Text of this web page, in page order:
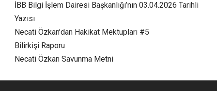
İBB Bilgi İşlem Dairesi Başkanlığı’nın 03.04.2026 Tarihli
Yazısı
Necati Özkan’dan Hakikat Mektupları #5
Bilirkişi Raporu
Necati Özkan Savunma Metni